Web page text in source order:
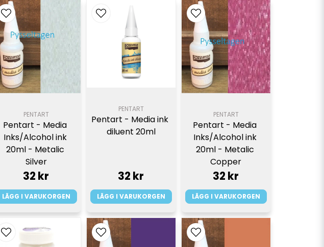
PENTART
Pentart - Media
Inks/Alcohol ink
20ml - Metalic
Silver
32 kr
LÄGG I VARUKORGEN
PENTART
Pentart - Media ink
diluent 20ml
32 kr
LÄGG I VARUKORGEN
PENTART
Pentart - Media
Inks/Alcohol ink
20ml - Metalic
Copper
32 kr
LÄGG I VARUKORGEN